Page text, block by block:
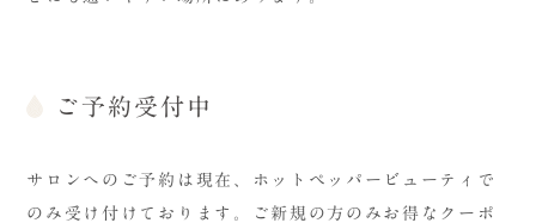
ご予約受付中
サロンへのご予約は現在、ホットペッパービューティで
のみ受け付けております。ご新規の方のみお得なクーポ